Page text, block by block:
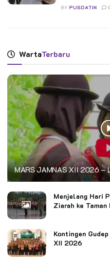
BY PUSDATIN
WartaTerbaru
MARS JAMNAS XII 2026 –
Menjelang Hari
Ziarah ke Taman
Kontingen
XII 2026